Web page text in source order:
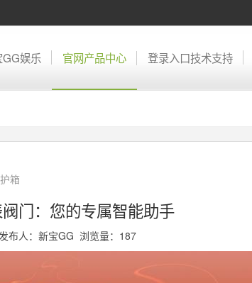
GG娱乐 官网产品中心 登录入口技术支持
箱
门：您的专属智能助手
人：新宝GG 浏览量： 187